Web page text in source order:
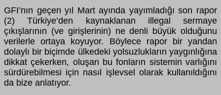
GFI’nın geçen yıl Mart ayında yayımladığı son rapor
(2) Türkiye’den kaynaklanan illegal sermaye
çıkışlarının (ve girişlerinin) ne denli büyük olduğunu
verilerle ortaya koyuyor. Böylece rapor bir yandan
dolaylı bir biçimde ülkedeki yolsuzlukların yaygınlığına
dikkat çekerken, oluşan bu fonların sistemin varlığını
sürdürebilmesi için nasıl işlevsel olarak kullanıldığını
da bize anlatıyor.